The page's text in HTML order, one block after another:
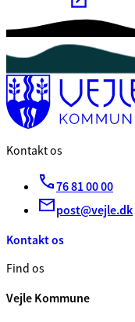
Kontakt os
76 81 00 00
post@vejle.dk
Kontakt os
Find os
Vejle Kommune